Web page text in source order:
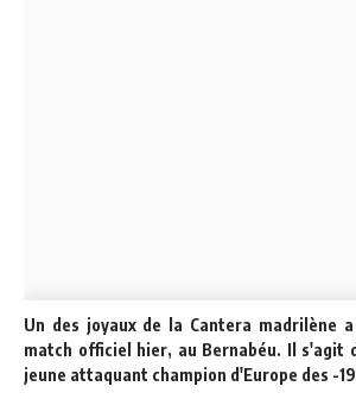
Un des joyaux de la Cantera madrilène
match officiel hier, au Bernabéu. Il s'agit
jeune attaquant champion d'Europe des -